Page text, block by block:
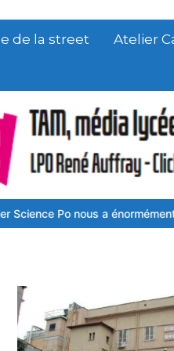
de la street Atelier
apporté Restaurant